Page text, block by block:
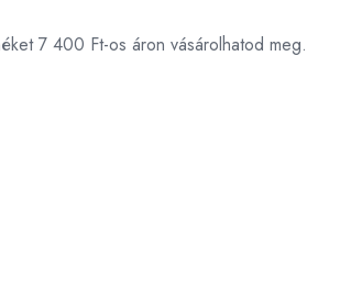
7 400 Ft-os áron vásárolhatod meg.